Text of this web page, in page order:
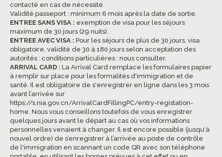
contacté en cas de nécessité.
Validité passeport : minimum 6 mois après la date de sortie.
ENTREE SANS VISA : exemption de visa pour les séjours
maximum de 30 jours (29 nuits).
ENTREE AVEC VISA : Pour les séjours de plus de 30 jours, visa
obligatoire, validité de 30 à 180 jours selon acceptation des
autorités : conditions particulières : nous consulter.
ARRIVAL CARD : La Arrival Card remplace les formulaires papier
à remplir sur place pour les formalités d'immigration et de
santé. Il est obligatoire de s'enregistrer en ligne dans les 3 mois
avant l’arrivée sur
https://s.nia.gov.cn/ArrivalCardFillingPC/entry-registation-
home. Nous vous conseillons toutefois de vous enregistrer
quelques jours avant le départ au cas où vos informations
personnelles venaient à changer. Il est encore possible (jusqu'à
nouvel ordre) de s’enregistrer à l’arrivée au poste de contrôle
de l'immigration en scannant un code QR avec son téléphone